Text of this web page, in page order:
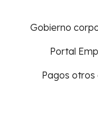
Gobierno
Portal
Pagos otros